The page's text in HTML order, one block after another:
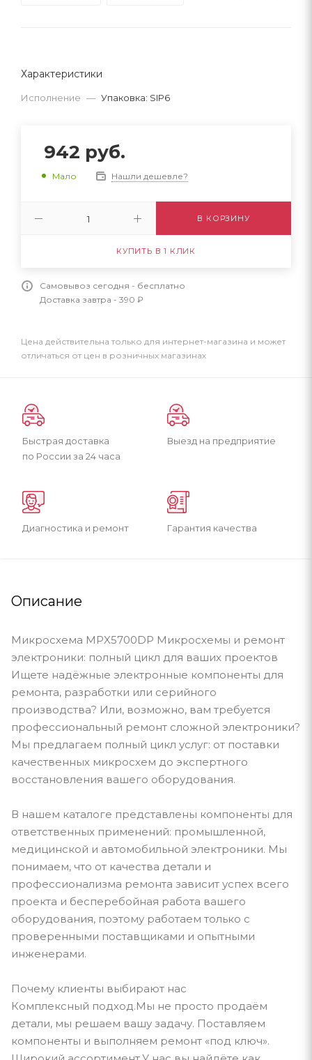
Характеристики
Исполнение — Упаковка: SIP6
942 руб.
Мало Нашли дешевле?
В КОРЗИНУ
КУПИТЬ В 1 КЛИК
Самовывоз сегодня - бесплатно
Доставка завтра - 390 ₽
Цена действительна только для интернет-магазина и может
отличаться от цен в розничных магазинах
Быстрая доставка
по России за 24 часа
Выезд на предприятие
Диагностика и ремонт Гарантия качества
Описание
Микросхема MPX5700DP Микросхемы и ремонт
электроники: полный цикл для ваших проектов
Ищете надёжные электронные компоненты для
ремонта, разработки или серийного
производства? Или, возможно, вам требуется
профессиональный ремонт сложной электроники?
Мы предлагаем полный цикл услуг: от поставки
качественных микросхем до экспертного
восстановления вашего оборудования.
В нашем каталоге представлены компоненты для
ответственных применений: промышленной,
медицинской и автомобильной электроники. Мы
понимаем, что от качества детали и
профессионализма ремонта зависит успех всего
проекта и бесперебойная работа вашего
оборудования, поэтому работаем только с
проверенными поставщиками и опытными
инженерами.
Почему клиенты выбирают нас
Комплексный подход.Мы не просто продаём
детали, мы решаем вашу задачу. Поставляем
компоненты и выполняем ремонт «под ключ».